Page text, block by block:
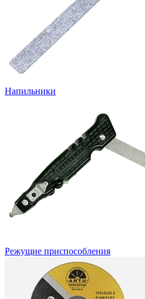
Напильники
Режущие приспособления